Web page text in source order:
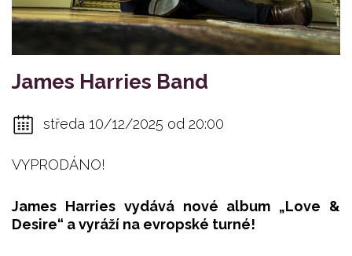
James Harries Band
středa 10/12/2025 od 20:00
VYPRODÁNO!
James Harries vydává nové album „Love &
Desire“ a vyráží na evropské turné!